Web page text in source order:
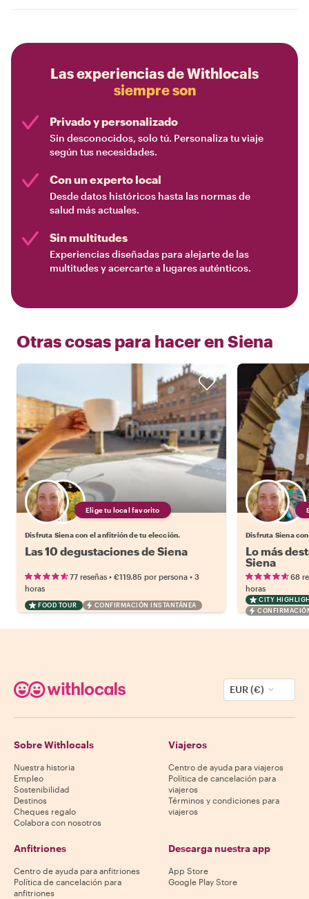
Las experiencias de Withlocals
siempre son
Privado y personalizado
Sin desconocidos, solo tú. Personaliza tu viaje
según tus necesidades.
Con un experto local
Desde datos históricos hasta las normas de
salud más actuales.
Sin multitudes
Experiencias diseñadas para alejarte de las
multitudes y acercarte a lugares auténticos.
Otras cosas para hacer en Siena
Elige tu local favorito
Disfruta Siena con el anfitrión de tu elección.
Las 10 degustaciones de Siena
77 reseñas • €119.85 por persona • 3
horas
FOOD TOUR CONFIRMACIÓN INSTANTÁNEA
Disfruta Siena
Lo más
Siena
68
horas
CITY
EUR (€)
Sobre Withlocals
Nuestra historia
Empleo
Sostenibilidad
Destinos
Cheques regalo
Colabora con nosotros
Viajeros
Centro de ayuda para viajeros
Política de cancelación para
viajeros
Términos y condiciones para
viajeros
Anfitriones
Centro de ayuda para anfitriones
Política de cancelación para
anfitriones
Descarga nuestra app
App Store
Google Play Store